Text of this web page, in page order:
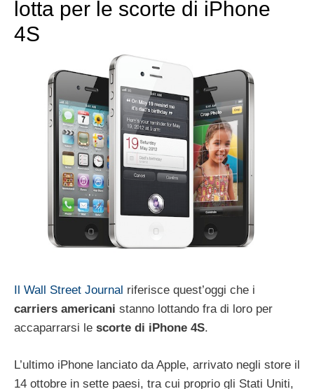
lotta per le scorte di iPhone
4S
Il Wall Street Journal riferisce quest’oggi che i
carriers americani stanno lottando fra di loro per
accaparrarsi le scorte di iPhone 4S.
L’ultimo iPhone lanciato da Apple, arrivato negli store il
14 ottobre in sette paesi, tra cui proprio gli Stati Uniti,